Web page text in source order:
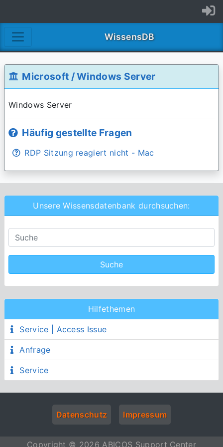
WissensDB
Microsoft / Windows Server
Windows Server
Häufig gestellte Fragen
RDP Sitzung reagiert nicht - Mac
Unsere Wissensdatenbank durchsuchen:
Hilfethemen
Service | Access Issue
Anfrage
Service
Datenschutz Impressum
Copyright © 2026 ABICOS Support Center